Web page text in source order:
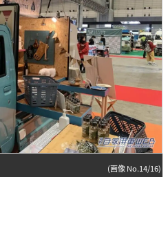
(画像 No.14/16)